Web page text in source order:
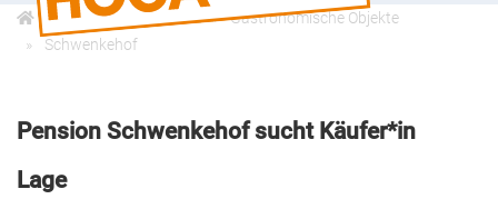
Profitieren Börse
Gastronomische Objekte
Schwenkehof
Pension Schwenkehof sucht Käufer*in
Lage